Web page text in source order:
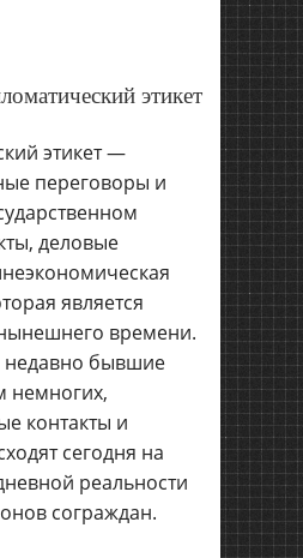
этикет
этикет —
переговоры и
деловые
является
времени.
недавно бывшие
немногих,
контакты и
сегодня на
реальности
сограждан.